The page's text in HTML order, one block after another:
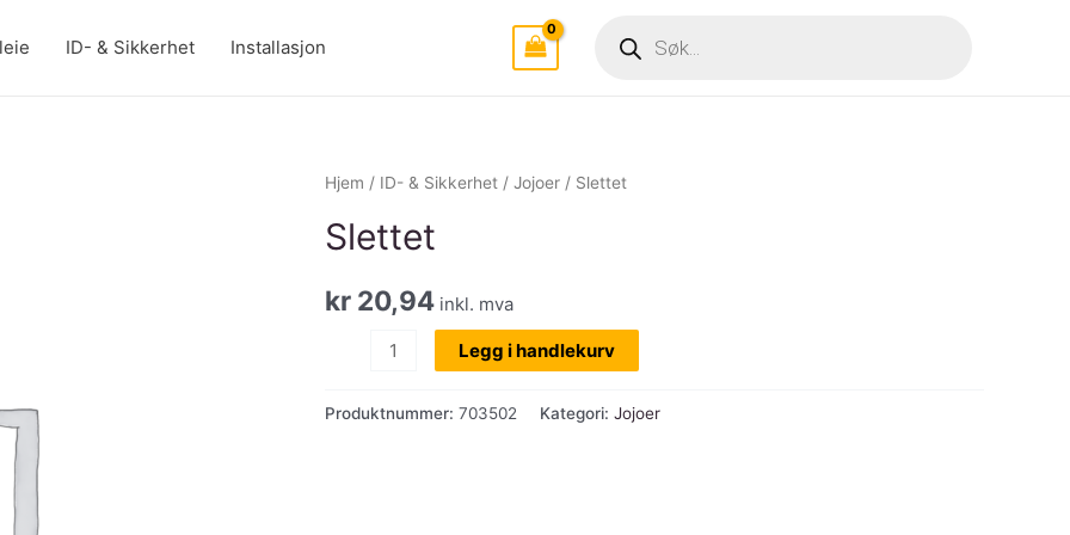
ID- & Sikkerhet Installasjon search
Hjem / ID- & Sikkerhet / Jojoer / Slettet
Slettet
kr 20,94 inkl. mva
Legg i handlekurv
Produktnummer: 703502 Kategori: Jojoer